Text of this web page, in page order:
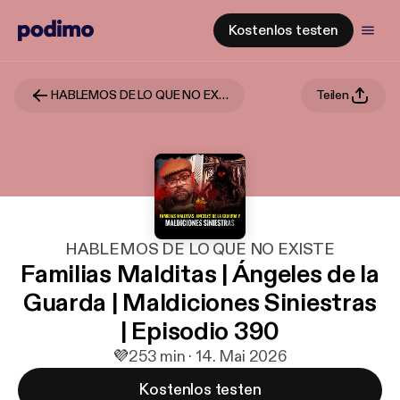
Kostenlos testen
HABLEMOS DE LO QUE NO EXISTE Teilen
HABLEMOS DE LO QUE NO EXISTE
Familias Malditas | Ángeles de la
Guarda | Maldiciones Siniestras
| Episodio 390
💜253 min · 14. Mai 2026
Kostenlos testen